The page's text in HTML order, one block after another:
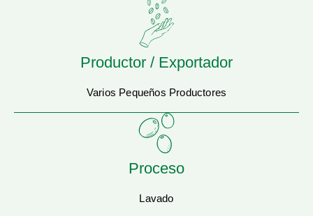
Productor / Exportador
Varios Pequeños Productores
Proceso
Lavado